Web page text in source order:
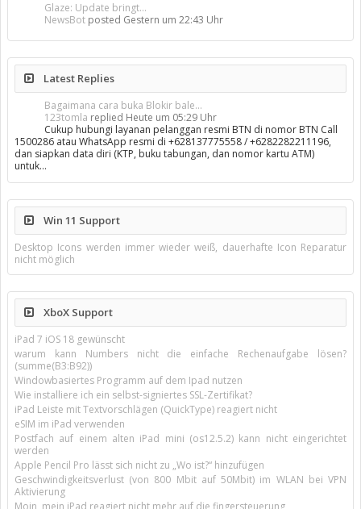
Glaze: Update bringt...
NewsBot posted Gestern um 22:43 Uhr
Latest Replies
Bagaimana cara buka Blokir bale...
123tomla replied Heute um 05:29 Uhr
Cukup hubungi layanan pelanggan resmi BTN di nomor BTN Call
1500286 atau WhatsApp resmi di +628137775558 / +6282282211196,
dan siapkan data diri (KTP, buku tabungan, dan nomor kartu ATM)
untuk…
Win 11 Support
Desktop Icons werden immer wieder weiß, dauerhafte Icon Reparatur
nicht möglich
XboX Support
iPad 7 iOS 18 gewünscht
warum kann Numbers nicht die einfache Rechenaufgabe lösen?
(summe(B3:B92))
Windowbasiertes Programm auf dem Ipad nutzen
Wie installiere ich ein selbst-signiertes SSL-Zertifikat?
iPad Leiste mit Textvorschlägen (QuickType) reagiert nicht
eSIM im iPad verwenden
Postfach auf einem alten iPad mini (os12.5.2) kann nicht eingerichtet
werden
Apple Pencil Pro lässt sich nicht zu „Wo ist?“ hinzufügen
Geschwindigkeitsverlust (von 800 Mbit auf 50Mbit) im WLAN bei VPN
Aktivierung
Moin, mein iPad reagiert nicht mehr auf die fingersteuerung